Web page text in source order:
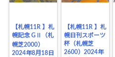
【札幌11R 】札
幌記念 GⅡ（札
幌芝2000）
2024年8月18日
【札幌11R 】札
幌日刊スポーツ
杯（札幌芝
2600）2024年